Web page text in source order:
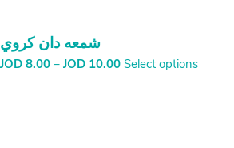
شمعه دان كروي
JOD 8.00 – JOD 10.00Price
Select options